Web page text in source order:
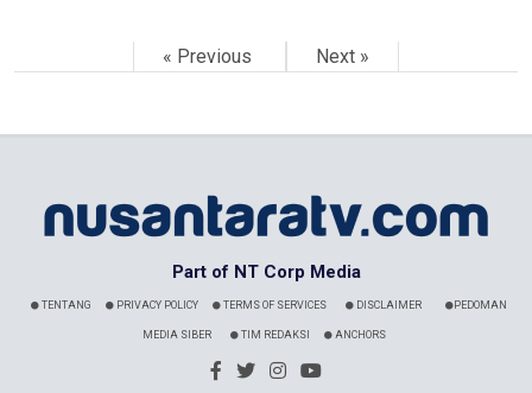
« Previous Next »
Part of NT Corp Media
TENTANG PRIVACY POLICY TERMS OF SERVICES DISCLAIMER PEDOMAN
MEDIA SIBER TIM REDAKSI ANCHORS